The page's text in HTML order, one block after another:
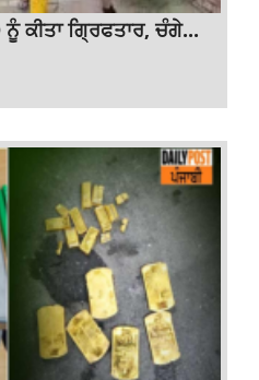
ਕੀਤਾ ਗ੍ਰਿਫਤਾਰ, ਚੰਗੇ...